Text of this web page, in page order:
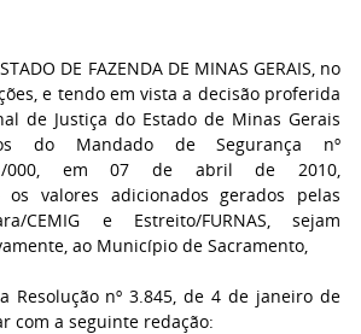
DE FAZENDA DE MINAS GERAIS, no
e tendo em vista a decisão proferida
de Justiça do Estado de Minas Gerais
do Mandado de Segurança nº
1/000, em 07 de abril de 2010,
valores adicionados gerados pelas
CEMIG e Estreito/FURNAS, sejam
ao Município de Sacramento,
Resolução nº 3.845, de 4 de janeiro de
com a seguinte redação: